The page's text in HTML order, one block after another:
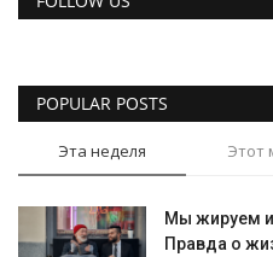
POPULAR POSTS
Эта неделя Этот
Мы жируем
Правда о